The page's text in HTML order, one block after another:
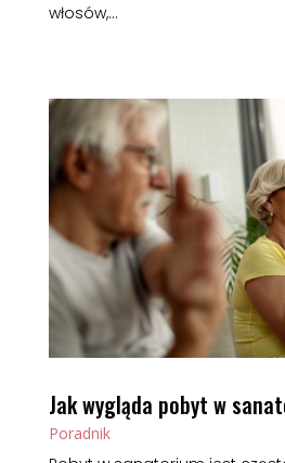
włosów,...
Jak wygląda pobyt w
Poradnik